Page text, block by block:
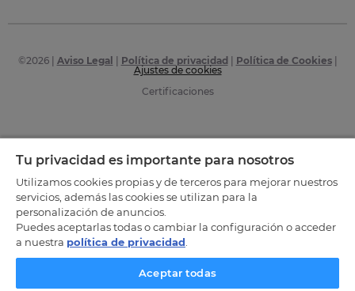
©2026| Aviso Legal Política de privacidad Política de Cookies|
Ajustes de cookies
Certificaciones
Tu privacidad es importante para nosotros
Utilizamos cookies propias y de terceros para mejorar nuestros
servicios, además las cookies se utilizan para la
personalización de anuncios.
Puedes aceptarlas todas o cambiar la configuración o acceder
a nuestra política de privacidad
Aceptar todas